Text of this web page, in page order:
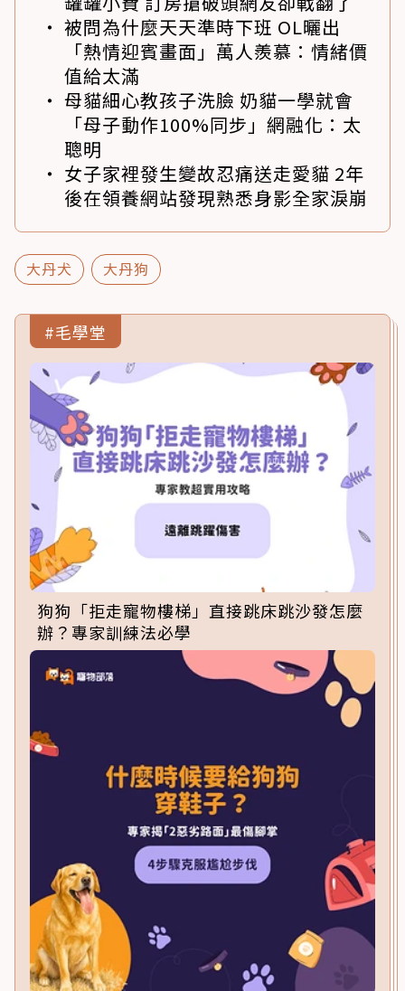
被問為什麼天天準時下班 OL曬出
「熱情迎賓畫面」萬人羨慕：情緒價
值給太滿
母貓細心教孩子洗臉 奶貓一學就會
「母子動作100%同步」網融化：太
聰明
女子家裡發生變故忍痛送走愛貓 2年
後在領養網站發現熟悉身影全家淚崩
大丹犬 大丹狗
#毛學堂
狗狗「拒走寵物樓梯」直接跳床跳沙發怎麼
辦？專家訓練法必學